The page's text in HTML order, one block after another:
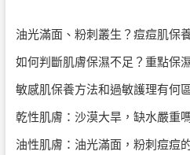
油光滿面、粉刺叢生？痘痘肌保
如何判斷肌膚保濕不足？重點保
敏感肌保養方法和過敏護理有何
乾性肌膚：沙漠大旱，缺水嚴重
油性肌膚：油光滿面，粉刺痘痘